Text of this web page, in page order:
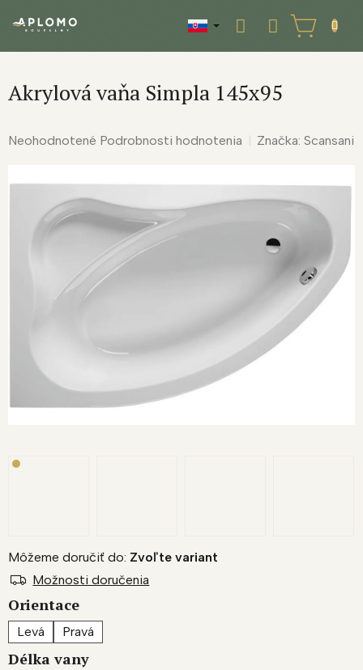
NÁKUPNÝ
KOŠÍK
Akrylová vaňa Simpla 145x95
Priemerné
Neohodnotené Podrobnosti hodnotenia Značka: Scansani
Môžeme doručiť do: Zvoľte variant
Možnosti doručenia
Orientace
Levá Pravá
Délka vany